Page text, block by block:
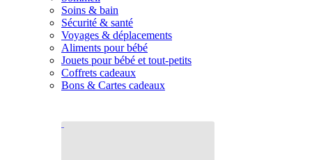
Soins & bain
Sécurité & santé
Voyages & déplacements
Aliments pour bébé
Jouets pour bébé et tout-petits
Coffrets cadeaux
Bons & Cartes cadeaux